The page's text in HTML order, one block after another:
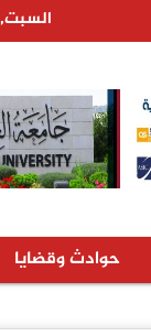
السبت, 08 آب, 2026
حوادث وقضايا